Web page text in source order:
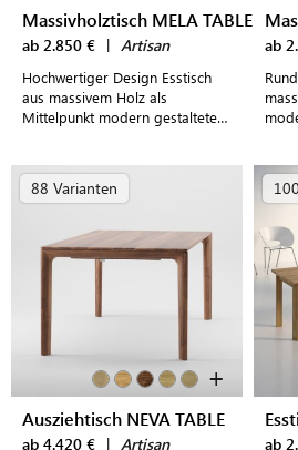
Massivholztisch MELA TABLE
ab 2.850 € | Artisan
Hochwertiger Design Esstisch
aus massivem Holz als
Mittelpunkt modern gestalteter
ab
88 Varianten
+
Ausziehtisch NEVA TABLE
ab 4.420 € | Artisan ab